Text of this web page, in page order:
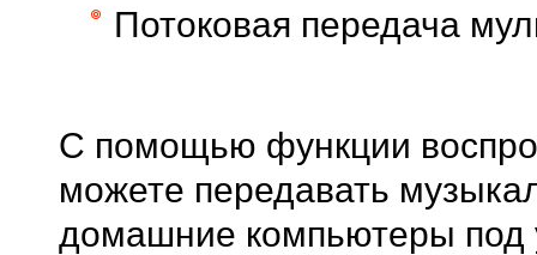
Потоковая передача
С помощью функции
можете передавать
домашние компьютеры под